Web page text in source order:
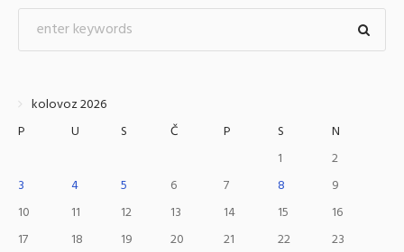
kolovoz 2026
P
U S Č P S
N
1
2
3
4 5 6 7 8
9
10
11 12 13 14 15
16
17
18 19 20 21 22
23